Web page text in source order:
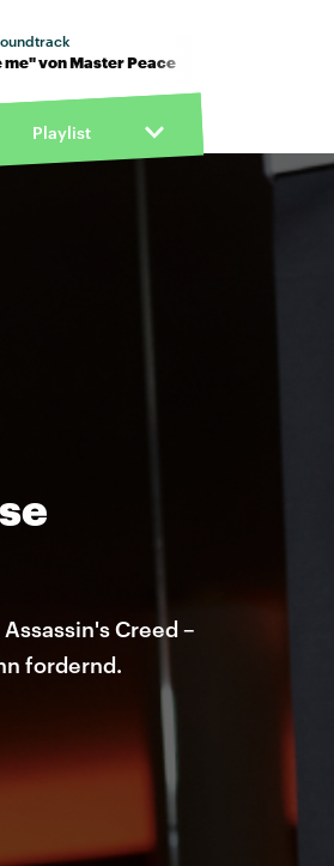
Peace · "Save me" von Master Peace
Playlist
Creed –
fordernd.